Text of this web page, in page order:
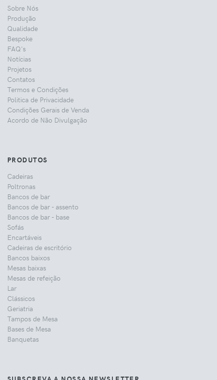
Sobre Nós
Produção
Qualidade
Bespoke
FAQ's
Notícias
Projetos
Contatos
Termos e Condições
Politica de Privacidade
Condições Gerais de Venda
Acordo de Não Divulgação
PRODUTOS
Cadeiras
Poltronas
Bancos de bar
Bancos de bar - assento
Bancos de bar - base
Sofás
Encartáveis
Cadeiras de escritório
Bancos baixos
Mesas baixas
Mesas de refeição
Lar
Clássicos
Geriatria
Tampos de Mesa
Bases de Mesa
Banquetas